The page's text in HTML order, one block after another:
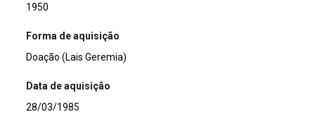
1950
Forma de aquisição
Doação (Lais Geremia)
Data de aquisição
28/03/1985